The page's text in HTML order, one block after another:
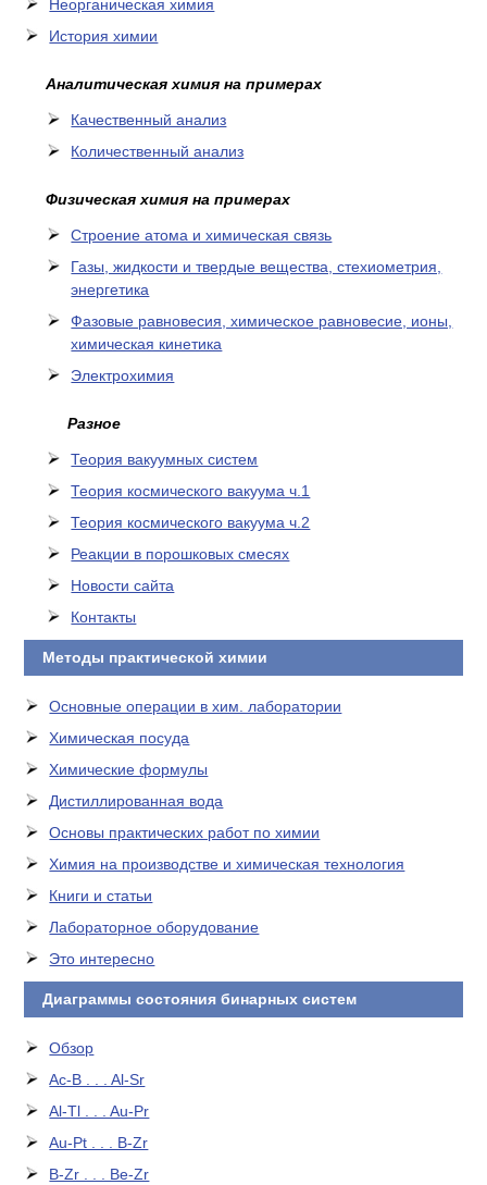
Неорганическая химия
История химии
Аналитическая химия на примерах
Качественный анализ
Количественный анализ
Физическая химия на примерах
Cтроение атома и химическая связь
Газы, жидкости и твердые вещества, стехиометрия,
энергетика
Фазовые равновесия, химическое равновесие, ионы,
химическая кинетика
Электрохимия
Разное
Теория вакуумных систем
Теория космического вакуума ч.1
Теория космического вакуума ч.2
Реакции в порошковых смесях
Новости сайта
Контакты
Методы практической химии
Основные операции в хим. лаборатории
Химическая посуда
Химические формулы
Дистиллированная вода
Основы практических работ по химии
Химия на производстве и химическая технология
Книги и статьи
Лабораторное оборудование
Это интересно
Диаграммы состояния бинарных систем
Обзор
Ac-B . . . Al-Sr
Al-Tl . . . Au-Pr
Au-Pt . . . B-Zr
B-Zr . . . Be-Zr